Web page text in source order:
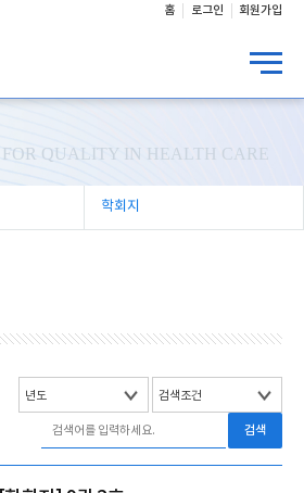
홈 로그인 회원가입
QUALITY IN HEALTH CARE
학회지
검색